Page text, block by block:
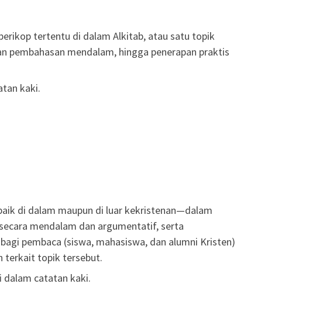
tertentu di dalam Alkitab, atau satu topik
mendalam, hingga penerapan praktis
kaki.
di dalam maupun di luar kekristenan—dalam
mendalam dan argumentatif, serta
pembaca (siswa, mahasiswa, dan alumni Kristen)
terkait topik tersebut.
dalam catatan kaki.